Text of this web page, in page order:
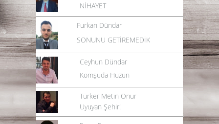
NİHAYET
Furkan Dündar
SONUNU GETİREMEDİK
Ceyhun Dündar
Komşuda Hüzün
Türker Metin Onur
Uyuyan Şehir!